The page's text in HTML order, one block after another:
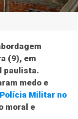
(9), em
paulista.
medo e
Polícia Militar no
moral e